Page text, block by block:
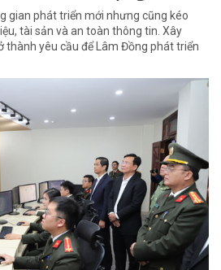
gian phát triển mới nhưng cũng kéo
tài sản và an toàn thông tin. Xây
thành yêu cầu để Lâm Đồng phát triển